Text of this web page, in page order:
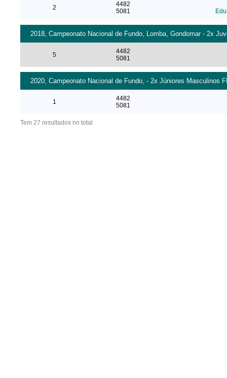
2
4482
5081
2018, Campeonato Nacional de Fundo, Lomba, Gondomar - 2x
5
4482
5081
2020, Campeonato Nacional de Fundo, - 2x Júniores Masculinos
1
4482
5081
Tem 27 resultados no total